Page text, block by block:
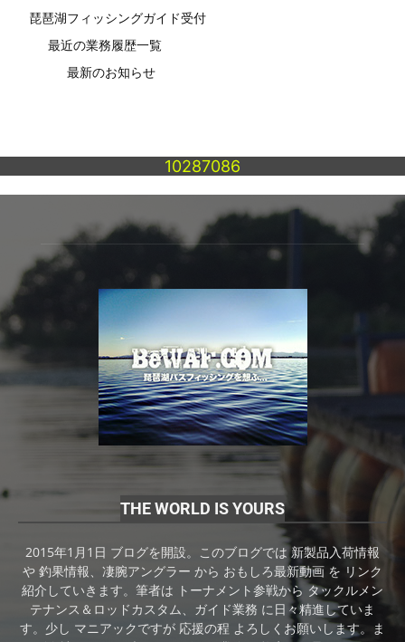
琵琶湖フィッシングガイド受付
最近の業務履歴一覧
最新のお知らせ
10287086
THE WORLD IS YOURS
2015年1月1日 ブログを開設。このブログでは 新製品入荷情報
や 釣果情報、凄腕アングラー から おもしろ最新動画 を リンク
紹介していきます。筆者は トーナメント参戦から タックルメン
テナンス＆ロッドカスタム、ガイド業務 に日々精進していま
す。少し マニアックですが 応援の程 よろしくお願いします。ま